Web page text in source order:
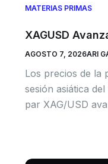
MATERIAS PRIMAS
XAGUSD
AGOSTO 7, 2026ARI
Los precios de la
sesión asiática
par XAG/USD